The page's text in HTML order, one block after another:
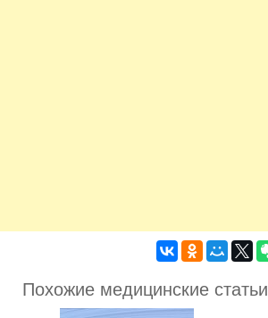
Похожие медицинские статьи